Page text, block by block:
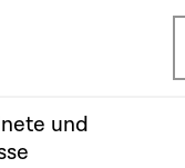
und